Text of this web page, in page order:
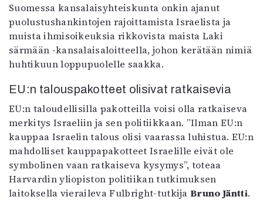
Suomessa kansalaisyhteiskunta onkin ajanut
puolustushankintojen rajoittamista Israelista ja
muista ihmisoikeuksia rikkovista maista Laki
särmään -kansalaisaloitteella, johon kerätään nimiä
huhtikuun loppupuolelle saakka.
EU:n talouspakotteet olisivat ratkaisevia
EU:n taloudellisilla pakotteilla voisi olla ratkaiseva
merkitys Israeliin ja sen politiikkaan. ”Ilman EU:n
kauppaa Israelin talous olisi vaarassa luhistua. EU:n
mahdolliset kauppapakotteet Israelille eivät ole
symbolinen vaan ratkaiseva kysymys”, toteaa
Harvardin yliopiston politiikan tutkimuksen
laitoksella vieraileva Fulbright-tutkijaBruno Jäntti.